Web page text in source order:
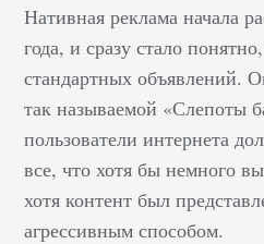
Нативная реклама начала
года, и сразу стало
стандартных объявлений.
так называемой «Слепоты
пользователи интернета
все, что хотя бы немного
хотя контент был
агрессивным способом.